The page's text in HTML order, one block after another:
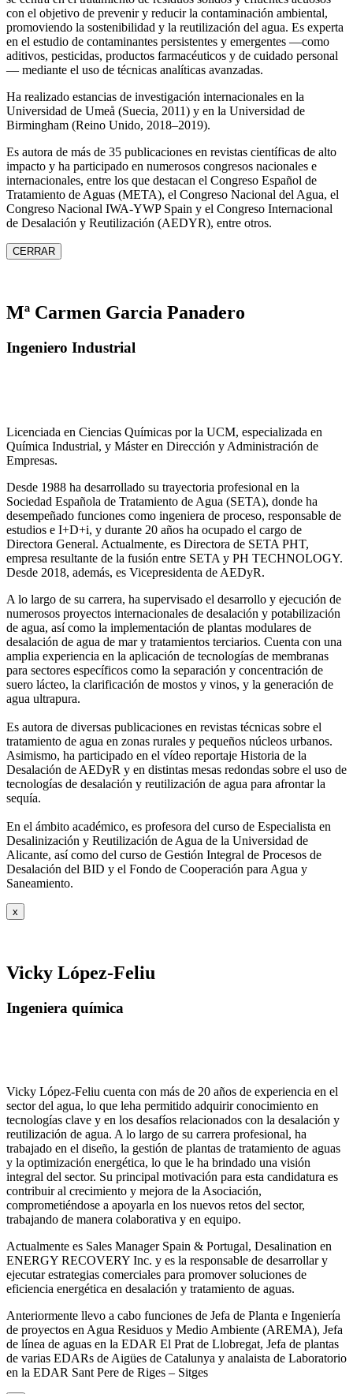
con el objetivo de prevenir y reducir la contaminación ambiental,
promoviendo la sostenibilidad y la reutilización del agua. Es experta
en el estudio de contaminantes persistentes y emergentes —como
aditivos, pesticidas, productos farmacéuticos y de cuidado personal
— mediante el uso de técnicas analíticas avanzadas.
Ha realizado estancias de investigación internacionales en la
Universidad de Umeå (Suecia, 2011) y en la Universidad de
Birmingham (Reino Unido, 2018–2019).
Es autora de más de 35 publicaciones en revistas científicas de alto
impacto y ha participado en numerosos congresos nacionales e
internacionales, entre los que destacan el Congreso Español de
Tratamiento de Aguas (META), el Congreso Nacional del Agua, el
Congreso Nacional IWA‑YWP Spain y el Congreso Internacional
de Desalación y Reutilización (AEDYR), entre otros.
CERRAR
Mª Carmen Garcia Panadero
Ingeniero Industrial
Licenciada en Ciencias Químicas por la UCM, especializada en
Química Industrial, y Máster en Dirección y Administración de
Empresas.
Desde 1988 ha desarrollado su trayectoria profesional en la
Sociedad Española de Tratamiento de Agua (SETA), donde ha
desempeñado funciones como ingeniera de proceso, responsable de
estudios e I+D+i, y durante 20 años ha ocupado el cargo de
Directora General. Actualmente, es Directora de SETA PHT,
empresa resultante de la fusión entre SETA y PH TECHNOLOGY.
Desde 2018, además, es Vicepresidenta de AEDyR.
A lo largo de su carrera, ha supervisado el desarrollo y ejecución de
numerosos proyectos internacionales de desalación y potabilización
de agua, así como la implementación de plantas modulares de
desalación de agua de mar y tratamientos terciarios. Cuenta con una
amplia experiencia en la aplicación de tecnologías de membranas
para sectores específicos como la separación y concentración de
suero lácteo, la clarificación de mostos y vinos, y la generación de
agua ultrapura.
Es autora de diversas publicaciones en revistas técnicas sobre el
tratamiento de agua en zonas rurales y pequeños núcleos urbanos.
Asimismo, ha participado en el vídeo reportaje Historia de la
Desalación de AEDyR y en distintas mesas redondas sobre el uso de
tecnologías de desalación y reutilización de agua para afrontar la
sequía.
En el ámbito académico, es profesora del curso de Especialista en
Desalinización y Reutilización de Agua de la Universidad de
Alicante, así como del curso de Gestión Integral de Procesos de
Desalación del BID y el Fondo de Cooperación para Agua y
Saneamiento.
x
Vicky López-Feliu
Ingeniera química
Vicky López-Feliu cuenta con más de 20 años de experiencia en el
sector del agua, lo que leha permitido adquirir conocimiento en
tecnologías clave y en los desafíos relacionados con la desalación y
reutilización de agua. A lo largo de su carrera profesional, ha
trabajado en el diseño, la gestión de plantas de tratamiento de aguas
y la optimización energética, lo que le ha brindado una visión
integral del sector. Su principal motivación para esta candidatura es
contribuir al crecimiento y mejora de la Asociación,
comprometiéndose a apoyarla en los nuevos retos del sector,
trabajando de manera colaborativa y en equipo.
Actualmente es Sales Manager Spain & Portugal, Desalination en
ENERGY RECOVERY Inc. y es la responsable de desarrollar y
ejecutar estrategias comerciales para promover soluciones de
eficiencia energética en desalación y tratamiento de aguas.
Anteriormente llevo a cabo funciones de Jefa de Planta e Ingeniería
de proyectos en Agua Residuos y Medio Ambiente (AREMA), Jefa
de línea de aguas en la EDAR El Prat de Llobregat, Jefa de plantas
de varias EDARs de Aigües de Catalunya y analaista de Laboratorio
en la EDAR Sant Pere de Riges – Sitges